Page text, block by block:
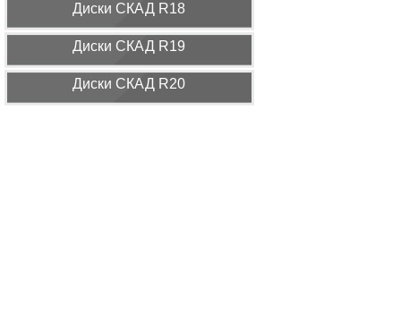
Диcки СКАД R18
Диcки СКАД R19
Диcки СКАД R20